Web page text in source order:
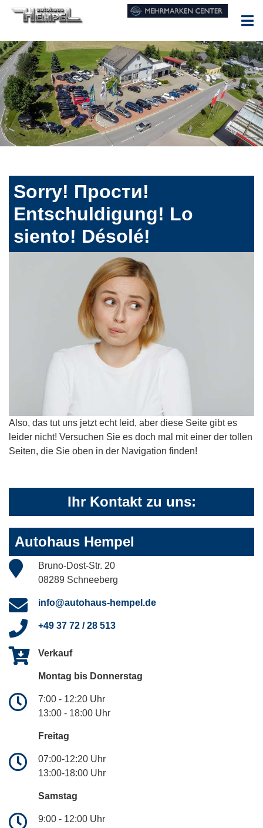
Sorry! Прости!
Entschuldigung! Lo
siento! Désolé!
Also, das tut uns jetzt echt leid, aber diese Seite gibt es
leider nicht! Versuchen Sie es doch mal mit einer der tollen
Seiten, die Sie oben in der Navigation finden!
Ihr Kontakt zu uns:
Autohaus Hempel
Bruno-Dost-Str. 20
08289 Schneeberg
info@autohaus-hempel.de
+49 37 72 / 28 513
Verkauf
Montag bis Donnerstag
7:00 - 12:20 Uhr
13:00 - 18:00 Uhr
Freitag
07:00-12:20 Uhr
13:00-18:00 Uhr
Samstag
9:00 - 12:00 Uhr